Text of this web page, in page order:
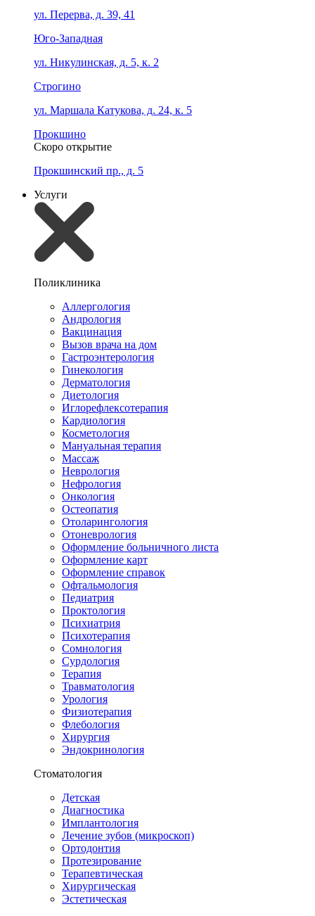
ул. Перерва, д. 39, 41
Юго-Западная
ул. Никулинская, д. 5, к. 2
Строгино
ул. Маршала Катукова, д. 24, к. 5
Прокшино
Скоро открытие
Прокшинский пр., д. 5
Услуги
Поликлиника
Аллергология
Андрология
Вакцинация
Вызов врача на дом
Гастроэнтерология
Гинекология
Дерматология
Диетология
Иглорефлексотерапия
Кардиология
Косметология
Мануальная терапия
Массаж
Неврология
Нефрология
Онкология
Остеопатия
Отоларингология
Отоневрология
Оформление больничного листа
Оформление карт
Оформление справок
Офтальмология
Педиатрия
Проктология
Психиатрия
Психотерапия
Сомнология
Сурдология
Терапия
Травматология
Урология
Физиотерапия
Флебология
Хирургия
Эндокринология
Стоматология
Детская
Диагностика
Имплантология
Лечение зубов (микроскоп)
Ортодонтия
Протезирование
Терапевтическая
Хирургическая
Эстетическая